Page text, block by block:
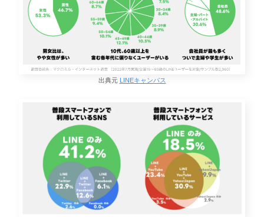
出典元 LINEキャンパス